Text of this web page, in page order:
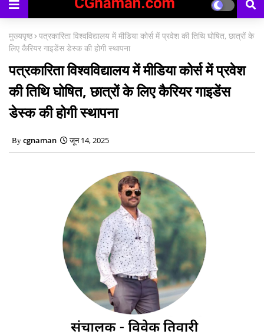
मुख्यपृष्ठ पत्रकारिता विश्वविद्यालय में मीडिया कोर्स में प्रवेश की तिथि घोषित, छात्रों के
लिए कैरियर गाइडेंस डेस्क की होगी स्थापना
पत्रकारिता विश्वविद्यालय में मीडिया कोर्स में प्रवेश
की तिथि घोषित, छात्रों के लिए कैरियर गाइडेंस
डेस्क की होगी स्थापना
cgnaman जून 14, 2025